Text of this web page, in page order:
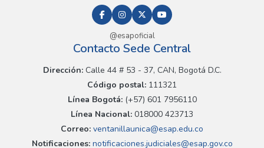
@esapoficial
Contacto Sede Central
Dirección:Calle 44 # 53 - 37, CAN, Bogotá D.C.
Código postal: 111321
Línea Bogotá:(+57) 601 7956110
Línea Nacional: 018000 423713
Correo: ventanillaunica@esap.edu.co
Notificaciones:notificaciones.judiciales@esap.gov.co